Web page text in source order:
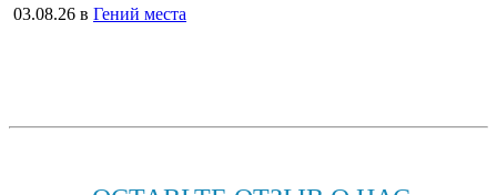
03.08.26 в Гений места